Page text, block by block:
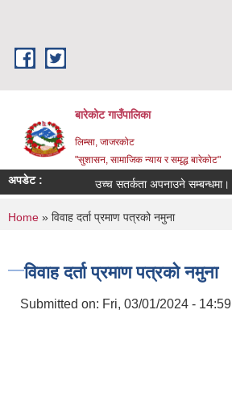
बारेकोट गाउँपालिका
लिम्सा, जाजरकोट
"सुशासन, सामाजिक न्याय र समृद्ध बारेकोट"
अपडेट : उच्च सतर्कता अपनाउने सम्बन्धमा।
You are here
Home » विवाह दर्ता प्रमाण पत्रको नमुना
विवाह दर्ता प्रमाण पत्रको नमुना
Submitted on: Fri, 03/01/2024 - 14:59